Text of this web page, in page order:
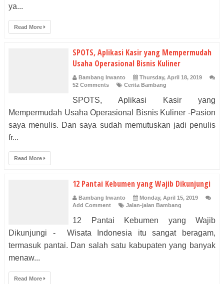
ya...
Read More
SPOTS, Aplikasi Kasir yang Mempermudah
Usaha Operasional Bisnis Kuliner
Bambang Irwanto
Thursday, April 18, 2019
52 Comments
Cerita Bambang
SPOTS, Aplikasi Kasir yang
Mempermudah Usaha Operasional Bisnis Kuliner -Pasion
saya menulis. Dan saya sudah memutuskan jadi penulis
fr...
Read More
12 Pantai Kebumen yang Wajib Dikunjungi
Bambang Irwanto
Monday, April 15, 2019
Add Comment
Jalan-jalan Bambang
12 Pantai Kebumen yang Wajib
Dikunjungi - Wisata Indonesia itu sangat beragam,
termasuk pantai. Dan salah satu kabupaten yang banyak
menaw...
Read More